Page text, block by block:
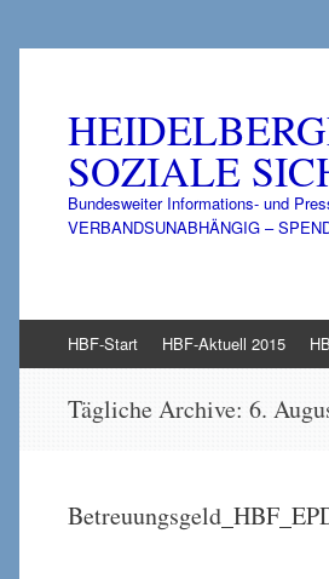
SOZIALE
Bundesweiter Informations- und
VERBANDSUNABHÄNGIG –
Inhalt
HBF-Start HBF-Aktuell 2015
Tägliche Archive: 6.